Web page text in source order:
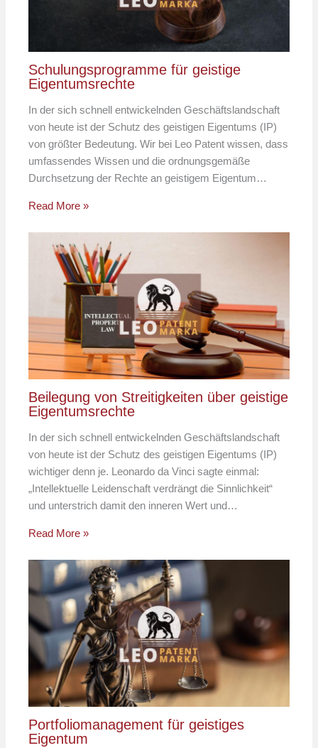
Schulungsprogramme für geistige
Eigentumsrechte
In der sich schnell entwickelnden Geschäftslandschaft
von heute ist der Schutz des geistigen Eigentums (IP)
von größter Bedeutung. Wir bei Leo Patent wissen, dass
umfassendes Wissen und die ordnungsgemäße
Durchsetzung der Rechte an geistigem Eigentum…
Read More »
Beilegung von Streitigkeiten über geistige
Eigentumsrechte
In der sich schnell entwickelnden Geschäftslandschaft
von heute ist der Schutz des geistigen Eigentums (IP)
wichtiger denn je. Leonardo da Vinci sagte einmal:
„Intellektuelle Leidenschaft verdrängt die Sinnlichkeit“
und unterstrich damit den inneren Wert und…
Read More »
Portfoliomanagement für geistiges
Eigentum